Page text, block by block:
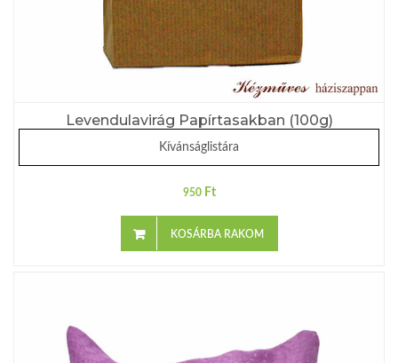
Levendulavirág Papírtasakban (100g)
Kívánságlistára
950 Ft
KOSÁRBA RAKOM